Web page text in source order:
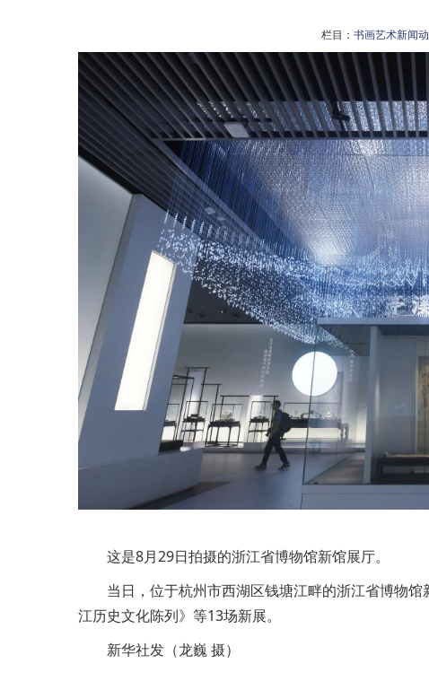
栏目： 书画艺术新闻
这是8月29日拍摄的浙江省博物馆新馆展厅。
当日，位于杭州市西湖区钱塘江畔的浙江省博物
江历史文化陈列》等13场新展。
新华社发（龙巍 摄）